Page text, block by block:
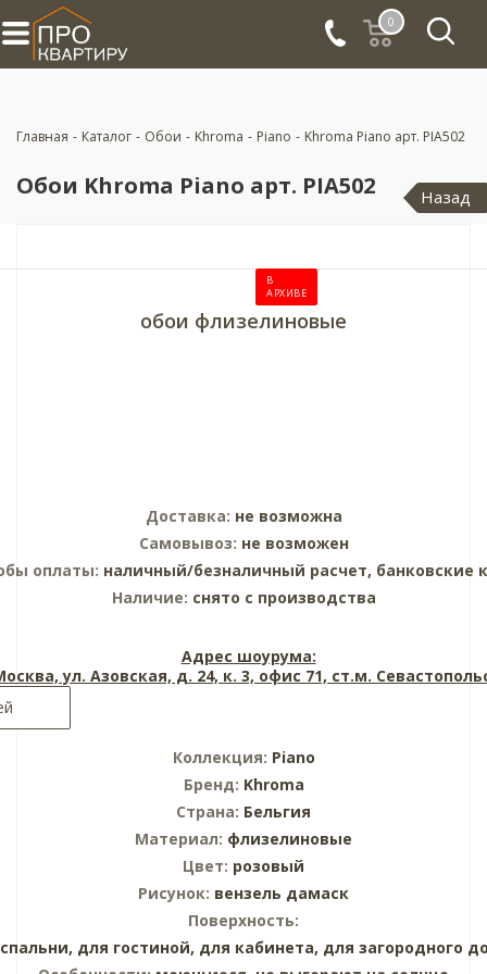
0
Главная - Каталог - Обои - Khroma - Piano - Khroma Piano арт. PIA502
Обои Khroma Piano арт. PIA502 Назад
В
АРХИВЕ
обои флизелиновые
Доставка: не возможна
Самовывоз: не возможен
оплаты: наличный/безналичный расчет, банковские
Наличие: снято с производства
Адрес шоурума:
ул. Азовская, д. 24, к. 3, офис 71, ст.м.
Коллекция: Piano
Бренд: Khroma
Страна: Бельгия
Материал: флизелиновые
Цвет: розовый
Рисунок: вензель дамаск
Поверхность:
для гостиной, для кабинета, для загородного